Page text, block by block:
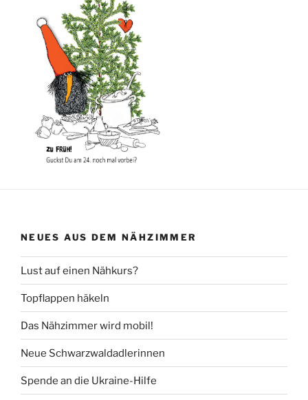
NEUES AUS DEM NÄHZIMMER
Lust auf einen Nähkurs?
Topflappen häkeln
Das Nähzimmer wird mobil!
Neue Schwarzwaldadlerinnen
Spende an die Ukraine-Hilfe